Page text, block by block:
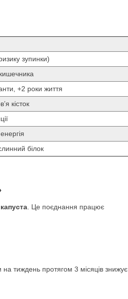
зупинки)
кишечника
+2 роки життя
кісток
білок
. Це поєднання працює
на тиждень протягом 3 місяців знижує